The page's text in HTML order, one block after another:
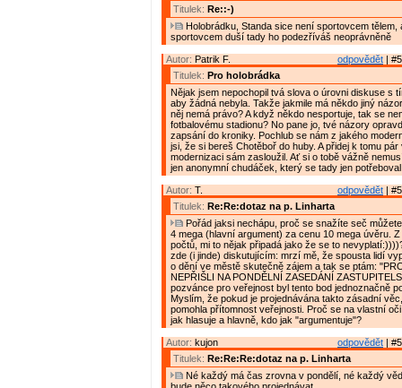
Titulek: Re::-)
Holobrádku, Standa sice není sportovcem tělem,
sportovcem duší tady ho podezříváš neoprávněně
odpovědět |
Autor: Patrik F.
Titulek: Pro holobrádka
Nějak jsem nepochopil tvá slova o úrovni diskuse s
aby žádná nebyla. Takže jakmile má někdo jiný
něj nemá právo? A když někdo nesportuje, tak se
fotbalovému stadionu? No pane jo, tvé názory
zapsání do kroniky. Pochlub se nám z jakého
jsi, že si bereš Chotěboř do huby. A přidej k tomu
modernizaci sám zasloužil. Ať si o tobě vážně
jen anonymní chudáček, který se tady jen
odpovědět |
Autor: T.
Titulek: Re:Re:dotaz na p. Linharta
Pořád jaksi nechápu, proč se snažíte seč
4 mega (hlavní argument) za cenu 10 mega úvěru.
počtů, mi to nějak připadá jako že se to
zde (i jinde) diskutujícím: mrzí mě, že spousta lidí
o dění ve městě skutečně zájem a tak se ptám:
NEPŘIŠLI NA PONDĚLNÍ ZASEDÁNÍ
pozvánce pro veřejnost byl tento bod jednoznačně
Myslím, že pokud je projednávána takto zásadní
pomohla přítomnost veřejnosti. Proč se na vlastní
jak hlasuje a hlavně, kdo jak "argumentuje"?
odpovědět |
Autor: kujon
Titulek: Re:Re:Re:dotaz na p. Linharta
Né každý má čas zrovna v pondělí, né každý